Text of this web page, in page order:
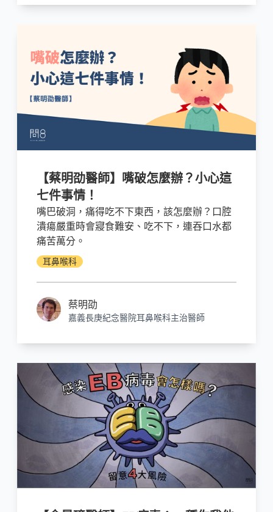
【蔡明劭醫師】嘴破怎麼辦？小心這
七件事情！
嘴巴破洞，痛得吃不下東西，該怎麼辦？口腔
潰瘍嚴重時會寢食難安、吃不下，連吞口水都
痛苦萬分。
耳鼻喉科
蔡明劭
嘉義長庚紀念醫院耳鼻喉科主治醫師